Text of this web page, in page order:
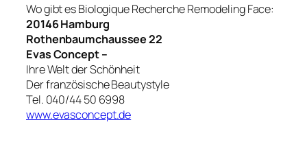
Wo gibt es Biologique Recherche Remodeling Face:
20146 Hamburg
Rothenbaumchaussee 22
Evas Concept –
Ihre Welt der Schönheit
Der französische Beautystyle
Tel. 040/44 50 6998
www.evasconcept.de